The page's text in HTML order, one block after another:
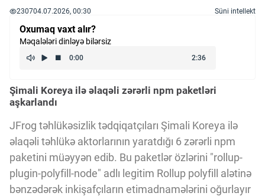
Kriptovalyuta
İSTIFADƏ ŞƏRTLƏRİ
MƏXFİLİK SİYASƏTİ
230704.07.2026, 00:30 Süni intellekt
Oxumaq vaxt alır?
Məqalələri dinləyə bilərsiz
Şimali Koreya ilə əlaqəli zərərli npm paketləri
aşkarlandı
JFrog təhlükəsizlik tədqiqatçıları Şimali Koreya ilə
əlaqəli təhlükə aktorlarının yaratdığı 6 zərərli npm
paketini müəyyən edib. Bu paketlər özlərini "rollup-
plugin-polyfill-node" adlı legitim Rollup polyfill alətinə
bənzədərək inkişafçıların etimadnamələrini oğurlayır